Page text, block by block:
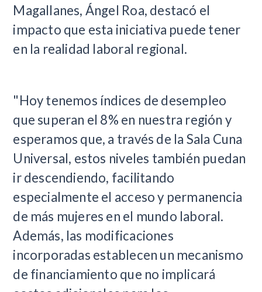
Magallanes, Ángel Roa, destacó el
impacto que esta iniciativa puede tener
en la realidad laboral regional.
"Hoy tenemos índices de desempleo
que superan el 8% en nuestra región y
esperamos que, a través de la Sala Cuna
Universal, estos niveles también puedan
ir descendiendo, facilitando
especialmente el acceso y permanencia
de más mujeres en el mundo laboral.
Además, las modificaciones
incorporadas establecen un mecanismo
de financiamiento que no implicará